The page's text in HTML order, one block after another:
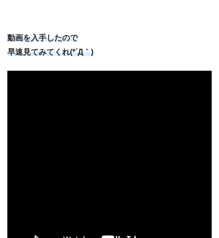
動画を入手したので
早速見てみてくれ(*´Д｀)